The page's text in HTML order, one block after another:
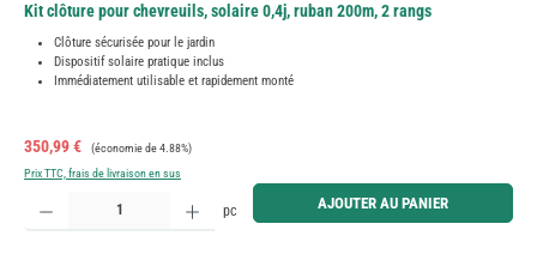
Kit clôture pour chevreuils, solaire 0,4j, ruban 200m, 2 rangs
Clôture sécurisée pour le jardin
Dispositif solaire pratique inclus
Immédiatement utilisable et rapidement monté
Prix de vente :
350,99 € Prix régulier :
(économie de 4.88%)
Prix TTC, frais de livraison en sus
Quantité de produit : Entrez la quantité souhaitée ou utilisez les boutons pour augmenter ou
pc AJOUTER AU PANIER